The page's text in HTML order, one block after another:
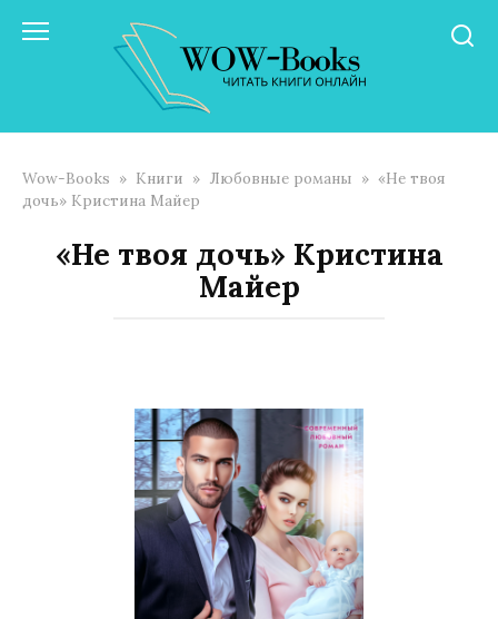
Wow-Books » Книги » Любовные романы » «Не твоя
дочь» Кристина Майер
«Не твоя дочь» Кристина
Майер